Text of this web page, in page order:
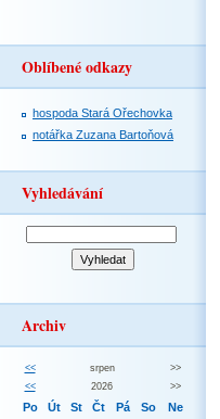
Oblíbené odkazy
hospoda Stará Ořechovka
notářka Zuzana Bartoňová
Vyhledávání
Archiv
<< srpen
>>
<<
2026 >>
Po Út St Čt Pá So Ne